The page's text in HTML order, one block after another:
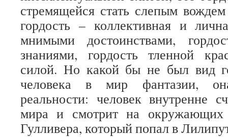
стремящейся стать слепым
гордость – коллективная и
мнимыми достоинствами,
знаниями, гордость тленной
силой. Но какой бы не был вид
человека в мир фантазии,
реальности: человек внутренне
мира и смотрит на окружающих
Гулливера, который попал в